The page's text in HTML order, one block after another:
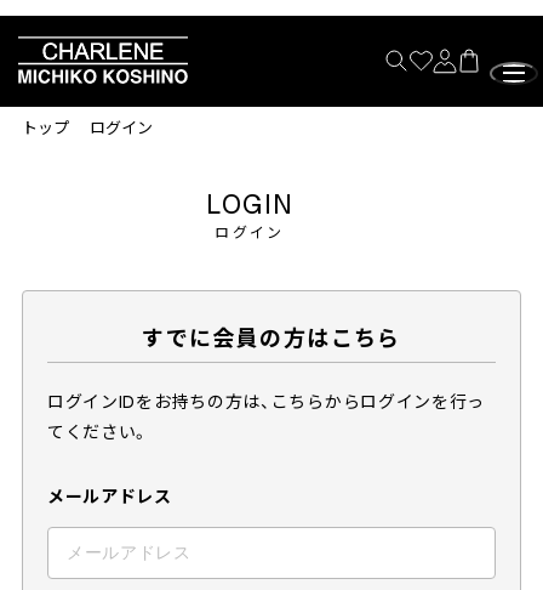
トップ ログイン
ログイン
LOGIN
すでに会員の方はこちら
ログインIDをお持ちの方は、こちらからログインを行っ
てください。
メールアドレス